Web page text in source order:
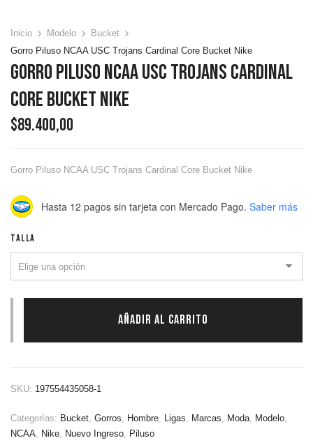
Inicio Modelo
Bucket
Gorro Piluso NCAA USC Trojans Cardinal Core Bucket Nike
Gorro Piluso NCAA USC Trojans Cardinal
Core Bucket Nike
$89.400,00
Gorro Piluso NCAA USC Trojans Cardinal Core Bucket Nike
Hasta 12 pagos sin tarjeta con Mercado Pago. Saber más
TALLA
AÑADIR AL CARRITO
SKU: 197554435058-1
Categorías: Bucket, Gorros, Hombre, Ligas, Marcas, Moda, Modelo,
NCAA, Nike, Nuevo Ingreso, Piluso